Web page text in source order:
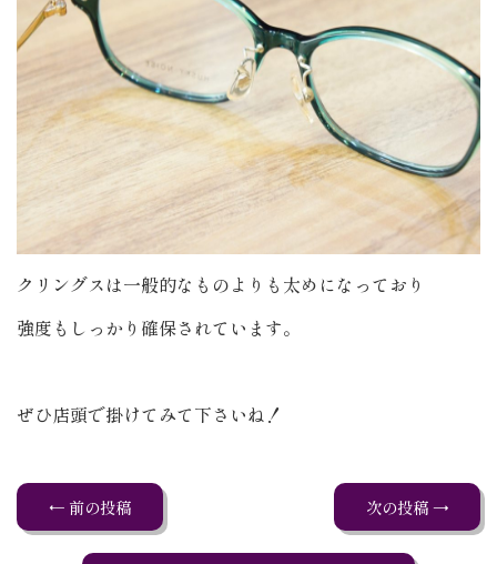
クリングスは一般的なものよりも太めになっており
強度もしっかり確保されています。
ぜひ店頭で掛けてみて下さいね！
← 前の投稿 次の投稿 →